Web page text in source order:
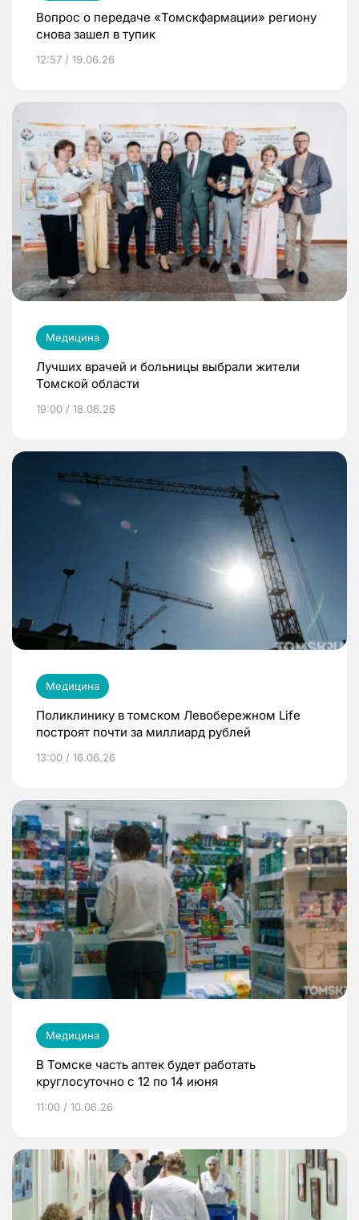
Вопрос о передаче «Томскфармации» региону
снова зашел в тупик
12:57 / 19.06.26
Медицина
Лучших врачей и больницы выбрали жители
Томской области
19:00 / 18.06.26
Медицина
Поликлинику в томском Левобережном Life
построят почти за миллиард рублей
13:00 / 16.06.26
Медицина
В Томске часть аптек будет работать
круглосуточно с 12 по 14 июня
11:00 / 10.06.26